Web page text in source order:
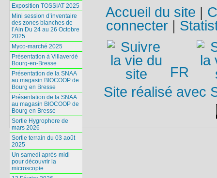
Exposition TOSSIAT 2025
Mini session d’inventaire
des zones blanches de
l’Ain Du 24 au 26 Octobre
2025
Myco-marché 2025
Présentation à Villaverdé
Bourg-en-Bresse
Présentation de la SNAA
au magasin BIOCOOP de
Bourg en Bresse
Présentation de la SNAA
au magasin BIOCOOP de
Bourg en Bresse
Sortie Hygrophore de
mars 2026
Sortie terrain du 03 août
2025
Un samedi après-midi
pour découvrir la
microscopie
Accueil du site
connecter|
FR
Site réalisé avec